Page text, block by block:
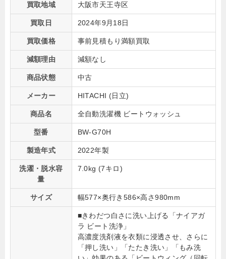
買取地域 大阪市天王寺区
買取日 2024年9月18日
買取価格 事前見積もり満額買取
減額理由 減額なし
商品状態 中古
メーカー HITACHI (日立)
商品名 全自動洗濯機 ビートウォッシュ
型番 BW-G70H
製造年式 2022年製
洗濯・脱水容
量
7.0kg (7キロ)
サイズ 幅577×奥行き586×高さ980mm
■きわだつ白さに洗い上げる「ナイアガ
ラ ビート洗浄」
高濃度洗剤液を衣類に浸透させ、さらに
「押し洗い」「たたき洗い」「もみ洗